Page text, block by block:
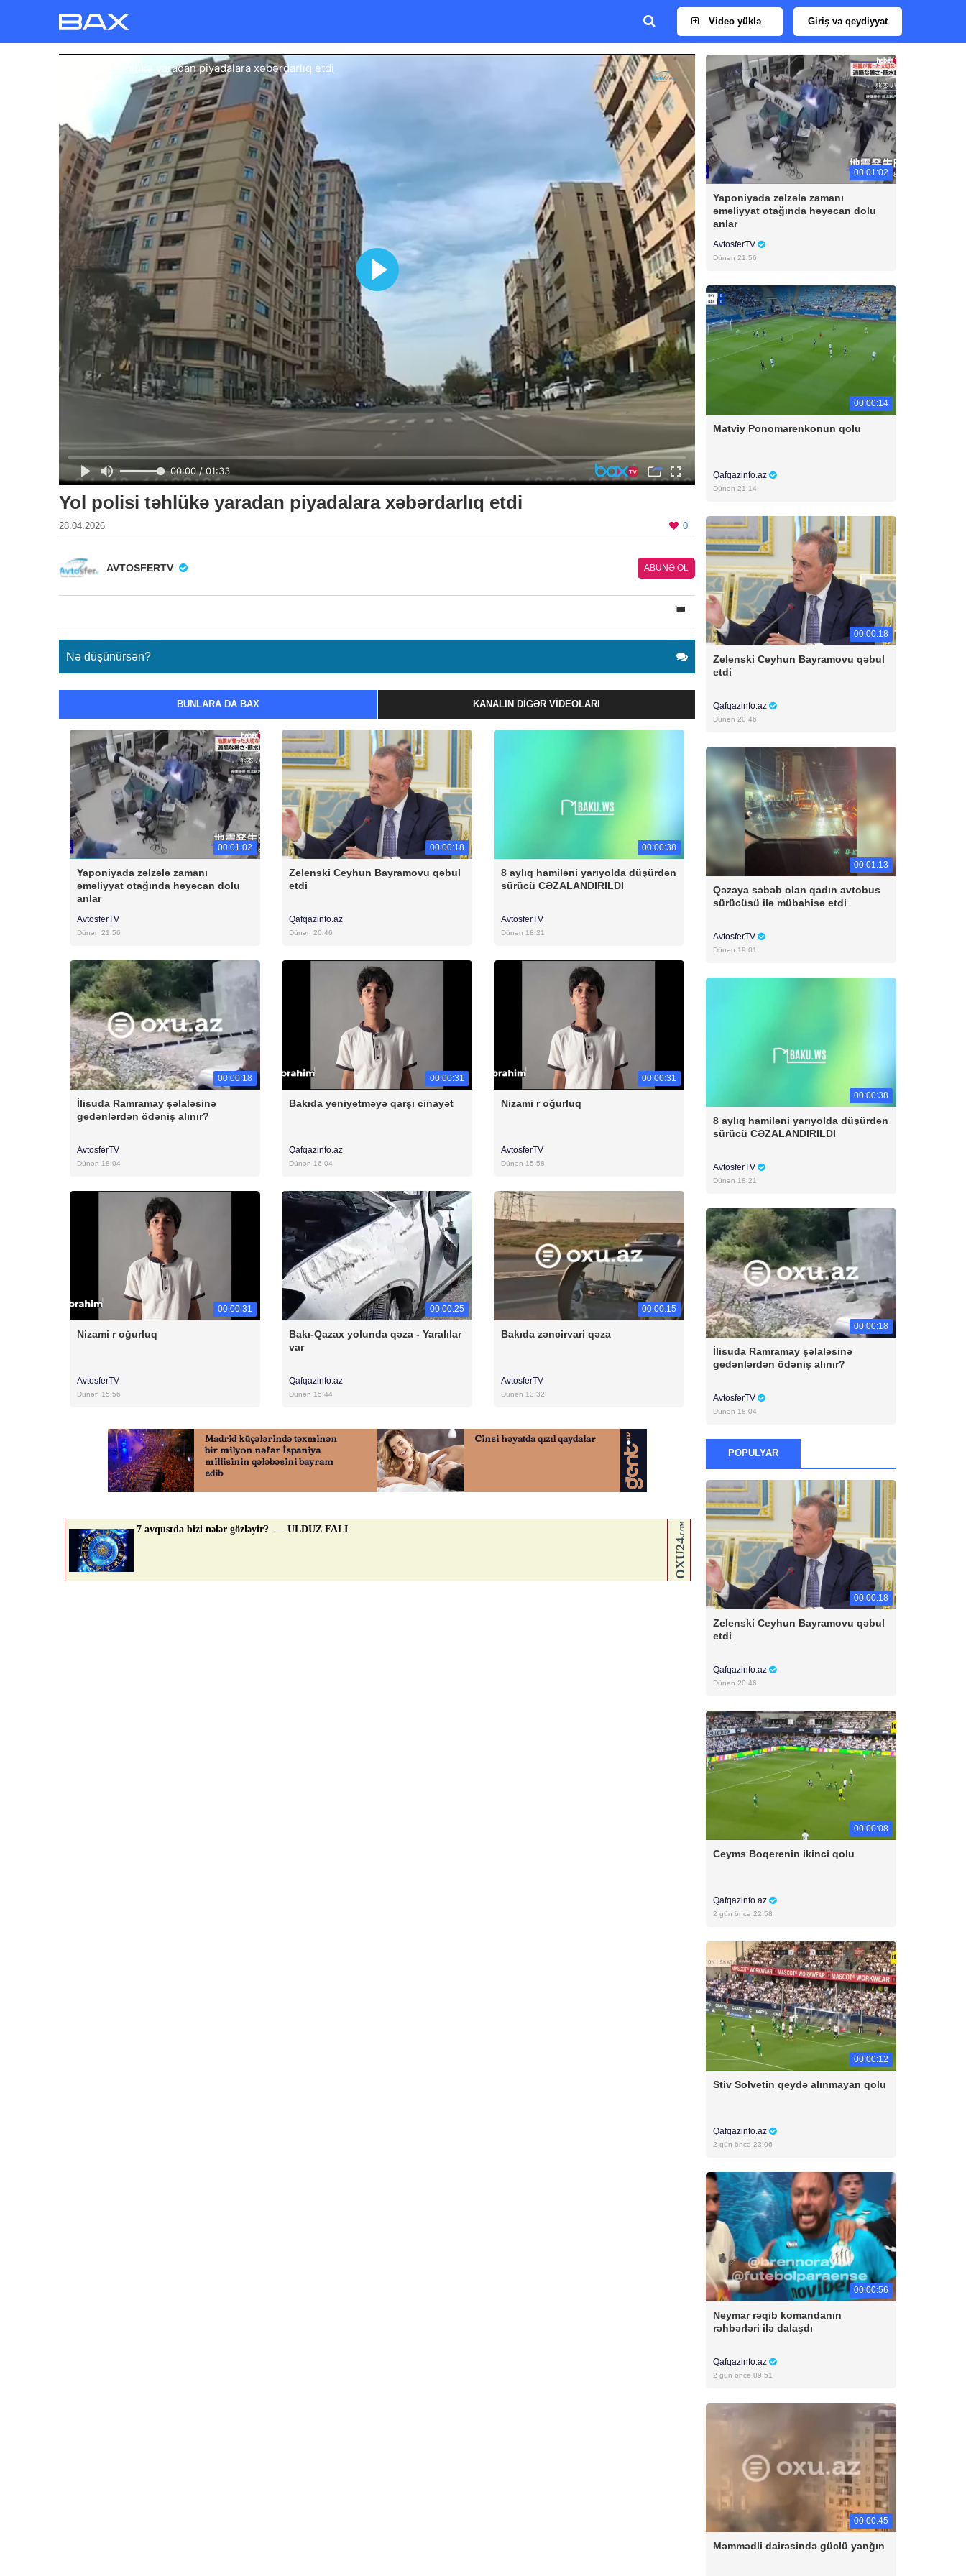
Video yüklə Giriş və qeydiyyat
Yol polisi təhlükə yaradan piyadalara xəbərdarlıq etdi
28.04.2026 0
AVTOSFERTV ABUNƏ OL
Nə düşünürsən?
BUNLARA DA BAX KANALIN DIGƏR VIDEOLARI
00:01:02
Yaponiyada zəlzələ zamanı
əməliyyat otağında həyəcan dolu
anlar
AvtosferTV
Dünən 21:56
00:00:18
Zelenski Ceyhun Bayramovu qəbul
etdi
Qafqazinfo.az
Dünən 20:46
00:00:38
8 aylıq hamiləni yarıyolda düşürdən
sürücü CƏZALANDIRILDI
AvtosferTV
Dünən 18:21
00:00:18
İlisuda Ramramay şəlaləsinə
gedənlərdən ödəniş alınır?
AvtosferTV
Dünən 18:04
00:00:31
Bakıda yeniyetməyə qarşı cinayət
Qafqazinfo.az
Dünən 16:04
00:00:31
Nizami r oğurluq
AvtosferTV
Dünən 15:58
00:00:31
Nizami r oğurluq
AvtosferTV
Dünən 15:56
00:00:25
Bakı-Qazax yolunda qəza - Yaralılar
var
Qafqazinfo.az
Dünən 15:44
00:00:15
Bakıda zəncirvari qəza
AvtosferTV
Dünən 13:32
00:01:02
Yaponiyada zəlzələ zamanı
əməliyyat otağında həyəcan dolu
anlar
AvtosferTV
Dünən 21:56
00:00:14
Matviy Ponomarenkonun qolu
Qafqazinfo.az
Dünən 21:14
00:00:18
Zelenski Ceyhun Bayramovu qəbul
etdi
Qafqazinfo.az
Dünən 20:46
00:01:13
Qəzaya səbəb olan qadın avtobus
sürücüsü ilə mübahisə etdi
AvtosferTV
Dünən 19:01
00:00:38
8 aylıq hamiləni yarıyolda düşürdən
sürücü CƏZALANDIRILDI
AvtosferTV
Dünən 18:21
00:00:18
İlisuda Ramramay şəlaləsinə
gedənlərdən ödəniş alınır?
AvtosferTV
Dünən 18:04
POPULYAR
00:00:18
Zelenski Ceyhun Bayramovu qəbul
etdi
Qafqazinfo.az
Dünən 20:46
00:00:08
Ceyms Boqerenin ikinci qolu
Qafqazinfo.az
2 gün öncə 22:58
00:00:12
Stiv Solvetin qeydə alınmayan qolu
Qafqazinfo.az
2 gün öncə 23:06
00:00:56
Neymar rəqib komandanın
rəhbərləri ilə dalaşdı
Qafqazinfo.az
2 gün öncə 09:51
00:00:45
Məmmədli dairəsində güclü yanğın